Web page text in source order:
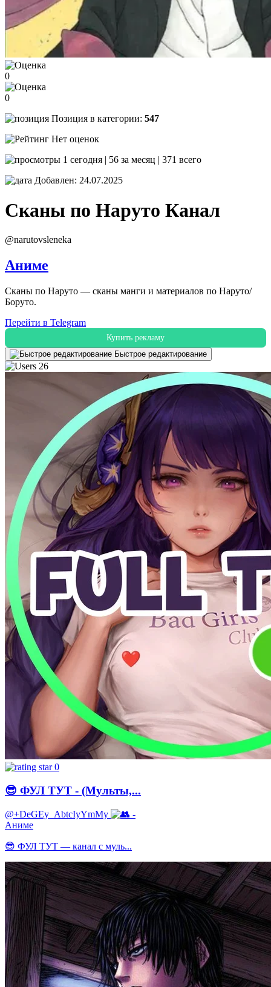
0
0
Позиция в категории: 547
Нет оценок
1 сегодня | 56 за месяц | 371 всего
Добавлен: 24.07.2025
Сканы по Наруто Канал
@narutovsleneka
Аниме
Сканы по Наруто — сканы манги и материалов по Наруто/
Боруто.
Перейти в Telegram
Купить рекламу
Быстрое редактирование
26
0
😎 ФУЛ ТУТ - (Мульты,...
@+DeGEy_AbtcIyYmMy
-
Аниме
😎 ФУЛ ТУТ — канал с муль...